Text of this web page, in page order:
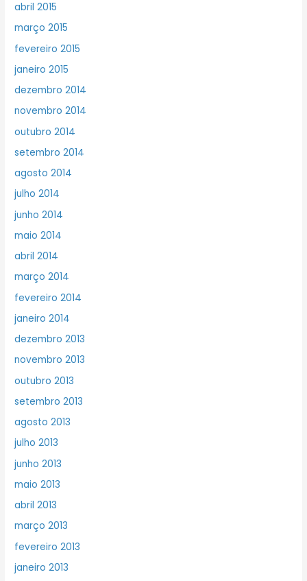
abril 2015
março 2015
fevereiro 2015
janeiro 2015
dezembro 2014
novembro 2014
outubro 2014
setembro 2014
agosto 2014
julho 2014
junho 2014
maio 2014
abril 2014
março 2014
fevereiro 2014
janeiro 2014
dezembro 2013
novembro 2013
outubro 2013
setembro 2013
agosto 2013
julho 2013
junho 2013
maio 2013
abril 2013
março 2013
fevereiro 2013
janeiro 2013